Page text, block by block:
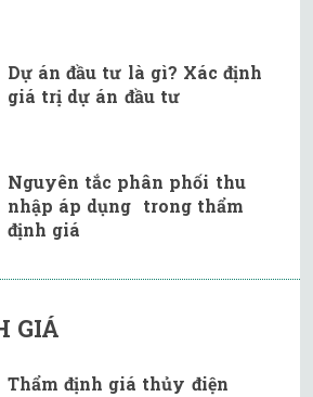
Dự án đầu tư là gì? Xác định
giá trị dự án đầu tư
Nguyên tắc phân phối thu
nhập áp dụng trong thẩm
định giá
GIÁ
Thẩm định giá thủy điện